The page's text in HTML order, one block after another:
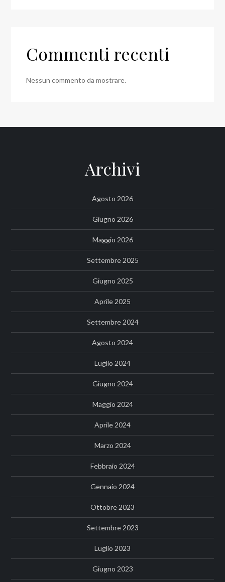
Commenti recenti
Nessun commento da mostrare.
Archivi
Agosto 2026
Giugno 2026
Maggio 2026
Settembre 2025
Giugno 2025
Aprile 2025
Settembre 2024
Agosto 2024
Luglio 2024
Giugno 2024
Maggio 2024
Aprile 2024
Marzo 2024
Febbraio 2024
Gennaio 2024
Ottobre 2023
Settembre 2023
Luglio 2023
Giugno 2023